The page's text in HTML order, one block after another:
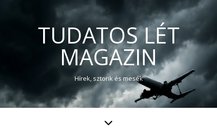
TUDATOS LÉT
MAGAZIN
Hírek, sztorik és mesék